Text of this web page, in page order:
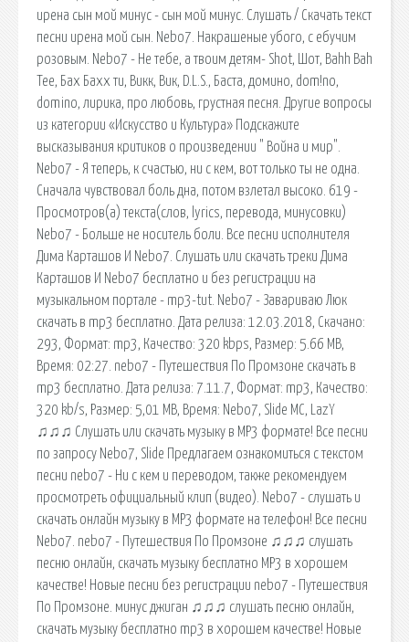
ирена сын мой минус - сын мой минус. Слушать / Скачать текст
песни ирена мой сын. Nebo7. Накрашеные убого, с ебучим
розовым. Nebo7 - Не тебе, а твоим детям- Shot, Шот, Bahh Bah
Tee, Бах Бахх ти, Викк, Вик, D.L.S., Баста, домино, dom!no,
domino, лирика, про любовь, грустная песня. Другие вопросы
из категории «Искусство и Культура» Подскажите
высказывания критиков о произведении " Война и мир".
Nebo7 - Я теперь, к счастью, ни с кем, вот только ты не одна.
Сначала чувствовал боль дна, потом взлетал высоко. 619 -
Просмотров(a) текста(слов, lyrics, перевода, минусовки)
Nebo7 - Больше не носитель боли. Все песни исполнителя
Дима Карташов И Nebo7. Слушать или скачать треки Дима
Карташов И Nebo7 бесплатно и без регистрации на
музыкальном портале - mp3-tut. Nebo7 - Завариваю Люк
скачать в mp3 бесплатно. Дата релиза: 12.03.2018, Скачано:
293, Формат: mp3, Качество: 320 kbps, Размер: 5.66 MB,
Время: 02:27. nebo7 - Путешествия По Промзоне скачать в
mp3 бесплатно. Дата релиза: 7.11.7, Формат: mp3, Качество:
320 kb/s, Размер: 5,01 MB, Время: Nebo7, Slide MC, LazY
♫♫♫ Слушать или скачать музыку в MP3 формате! Все песни
по запросу Nebo7, Slide Предлагаем ознакомиться с текстом
песни nebo7 - Ни с кем и переводом, также рекомендуем
просмотреть официальный клип (видео). Nebo7 - слушать и
скачать онлайн музыку в MP3 формате на телефон! Все песни
Nebo7. nebo7 - Путешествия По Промзоне ♫♫♫ слушать
песню онлайн, скачать музыку бесплатно MP3 в хорошем
качестве! Новые песни без регистрации nebo7 - Путешествия
По Промзоне. минус джиган ♫♫♫ слушать песню онлайн,
скачать музыку бесплатно mp3 в хорошем качестве! Новые